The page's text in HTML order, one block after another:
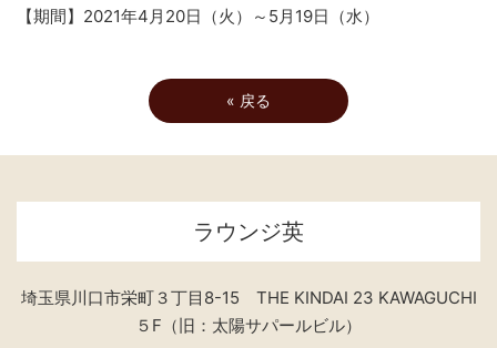
【期間】2021年4月20日（火）～5月19日（水）
« 戻る
ラウンジ英
埼玉県川口市栄町３丁目8-15 THE KINDAI 23 KAWAGUCHI
５F（旧：太陽サパールビル）